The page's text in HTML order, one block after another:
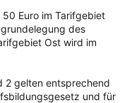
50 Euro im Tarifgebiet
des
Ost wird im
2 gelten entsprechend
und für